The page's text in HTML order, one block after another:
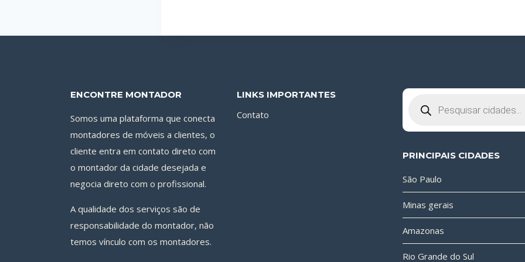
ENCONTRE MONTADOR
Somos uma plataforma que conecta
montadores de móveis a clientes, o
cliente entra em contato direto com
o montador da cidade desejada e
negocia direto com o profissional.
A qualidade dos serviços são de
responsabilidade do montador, não
temos vínculo com os montadores.
LINKS IMPORTANTES
Contato
produtos
PRINCIPAIS CIDADES
São Paulo
Minas gerais
Amazonas
Rio Grande do Sul